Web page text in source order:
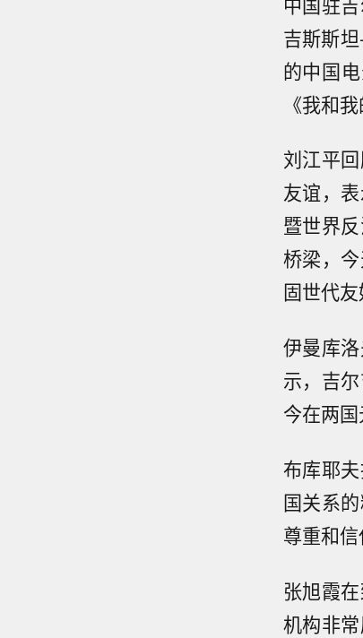
吉斯斯
的中国
《我和
刘江平
友谊，
暨世界
桥梁，
固世代友
伊曼库
示，吉
今在两
布库耶
国关系
尊重和信
张旭霞
机构非